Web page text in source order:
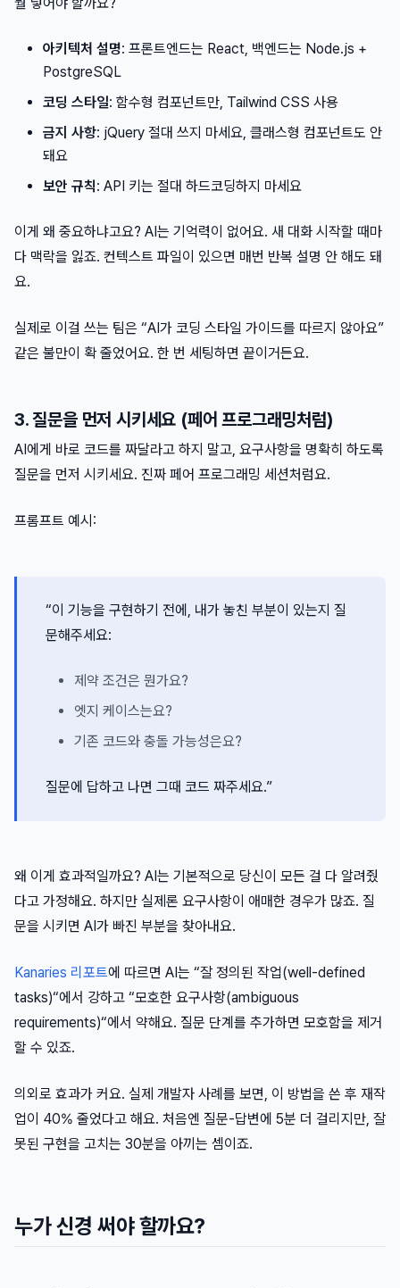
아키텍처 설명: 프론트엔드는 React, 백엔드는 Node.js +
PostgreSQL
코딩 스타일: 함수형 컴포넌트만, Tailwind CSS 사용
금지 사항: jQuery 절대 쓰지 마세요, 클래스형 컴포넌트도 안
돼요
보안 규칙: API 키는 절대 하드코딩하지 마세요
이게 왜 중요하냐고요? AI는 기억력이 없어요. 새 대화 시작할 때마
다 맥락을 잃죠. 컨텍스트 파일이 있으면 매번 반복 설명 안 해도 돼
요.
실제로 이걸 쓰는 팀은 “AI가 코딩 스타일 가이드를 따르지 않아요”
같은 불만이 확 줄었어요. 한 번 세팅하면 끝이거든요.
3. 질문을 먼저 시키세요 (페어 프로그래밍처럼)
AI에게 바로 코드를 짜달라고 하지 말고, 요구사항을 명확히 하도록
질문을 먼저 시키세요. 진짜 페어 프로그래밍 세션처럼요.
프롬프트 예시:
“이 기능을 구현하기 전에, 내가 놓친 부분이 있는지 질
문해주세요:
제약 조건은 뭔가요?
엣지 케이스는요?
기존 코드와 충돌 가능성은요?
질문에 답하고 나면 그때 코드 짜주세요.”
왜 이게 효과적일까요? AI는 기본적으로 당신이 모든 걸 다 알려줬
다고 가정해요. 하지만 실제론 요구사항이 애매한 경우가 많죠. 질
문을 시키면 AI가 빠진 부분을 찾아내요.
Kanaries 리포트에 따르면 AI는 “잘 정의된 작업(well-defined
tasks)“에서 강하고 “모호한 요구사항(ambiguous
requirements)“에서 약해요. 질문 단계를 추가하면 모호함을 제거
할 수 있죠.
의외로 효과가 커요. 실제 개발자 사례를 보면, 이 방법을 쓴 후 재작
업이 40% 줄었다고 해요. 처음엔 질문-답변에 5분 더 걸리지만, 잘
못된 구현을 고치는 30분을 아끼는 셈이죠.
누가 신경 써야 할까요?